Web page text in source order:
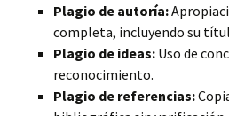
Plagio de autoría:
completa, incluyendo su
Plagio de ideas: Uso de
reconocimiento.
Plagio de referencias: